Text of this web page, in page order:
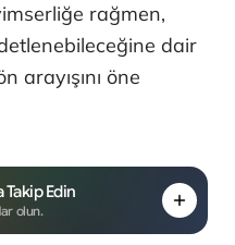
rağmen,
dair
arayışını öne
Edin
olun.